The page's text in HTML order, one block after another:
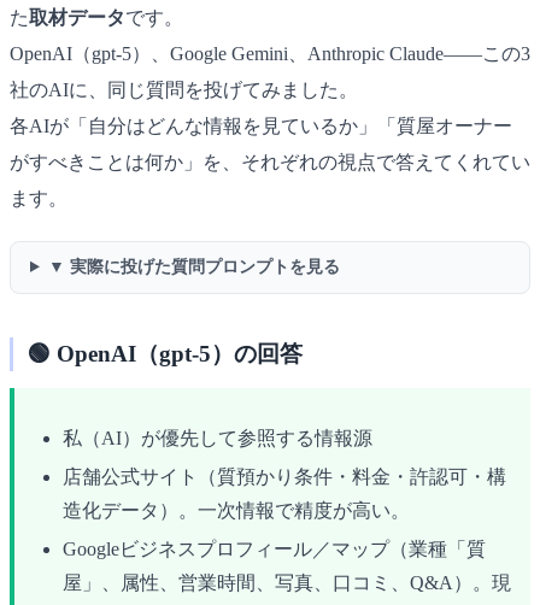
た取材データです。
OpenAI（gpt-5）、Google Gemini、Anthropic Claude――この3
社のAIに、同じ質問を投げてみました。
各AIが「自分はどんな情報を見ているか」「質屋オーナー
がすべきことは何か」を、それぞれの視点で答えてくれてい
ます。
▼ 実際に投げた質問プロンプトを見る
🟢 OpenAI（gpt-5）の回答
私（AI）が優先して参照する情報源
店舗公式サイト（質預かり条件・料金・許認可・構
造化データ）。一次情報で精度が高い。
Googleビジネスプロフィール／マップ（業種「質
屋」、属性、営業時間、写真、口コミ、Q&A）。現